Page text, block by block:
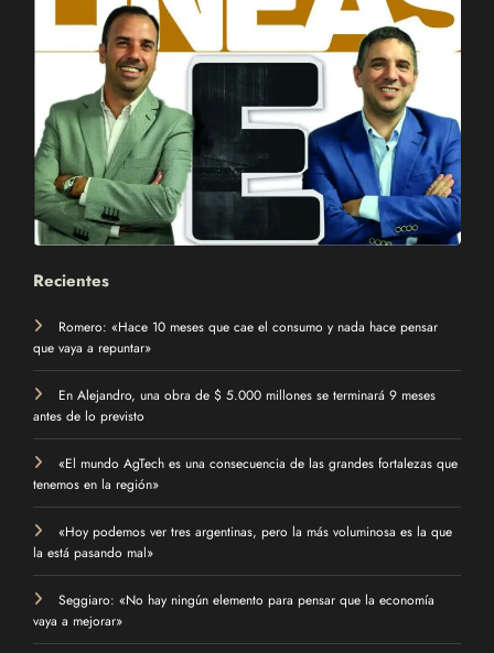
Recientes
Romero: «Hace 10 meses que cae el consumo y nada hace pensar
que vaya a repuntar»
En Alejandro, una obra de $ 5.000 millones se terminará 9 meses
antes de lo previsto
«El mundo AgTech es una consecuencia de las grandes fortalezas que
tenemos en la región»
«Hoy podemos ver tres argentinas, pero la más voluminosa es la que
la está pasando mal»
Seggiaro: «No hay ningún elemento para pensar que la economía
vaya a mejorar»